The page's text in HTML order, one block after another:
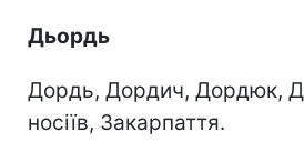
Дьордь
Дордь, Дордич, Дордюк,
носіїв, Закарпаття.